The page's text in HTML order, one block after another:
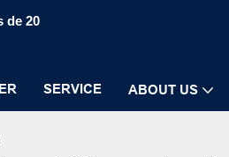
de 20
SERVICE ABOUT US